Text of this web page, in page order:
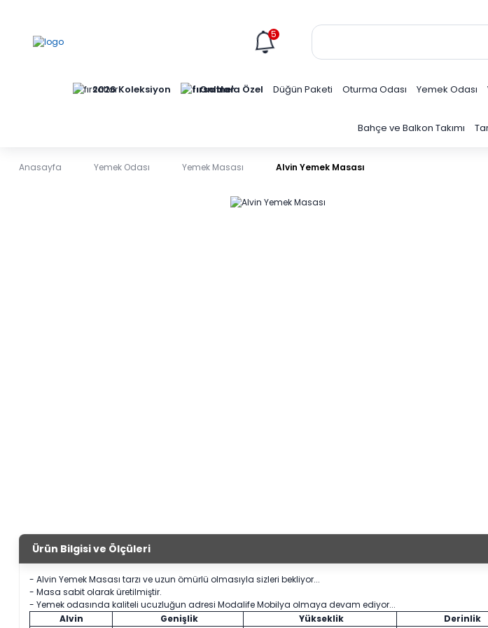
5
2026 Koleksiyon Online'a Özel Düğün Paketi Oturma Odası Yemek Odası
Bahçe ve Balkon Takımı
Anasayfa Yemek Odası Yemek Masası Alvin Yemek Masası
Ürün Bilgisi ve Ölçüleri
- Alvin Yemek Masası tarzı ve uzun ömürlü olmasıyla sizleri bekliyor...
- Masa sabit olarak üretilmiştir.
- Yemek odasında kaliteli ucuzluğun adresi Modalife Mobilya olmaya devam ediyor...
Alvin
Genişlik Yükseklik
Derinlik